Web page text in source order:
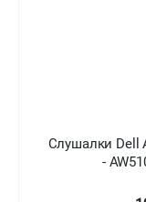
7.1 Gaming Headset